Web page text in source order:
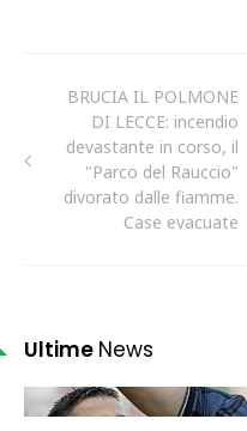
BRUCIA IL POLMONE
DI LECCE: incendio
devastante in corso, il
"Parco del Rauccio"
divorato dalle fiamme.
Case evacuate
Ultime News